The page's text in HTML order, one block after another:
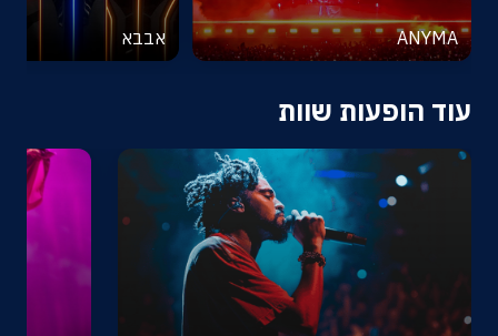
ANYMA אבבא
עוד הופעות שוות